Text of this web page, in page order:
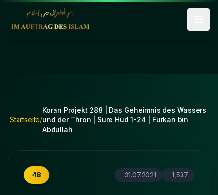
Startseite/
Koran Projekt 288 | Das Geheimnis des Wassers
und der Thron | Sure Hud 1-24 | Furkan bin
Abdullah
48 31.07.2021 1,537